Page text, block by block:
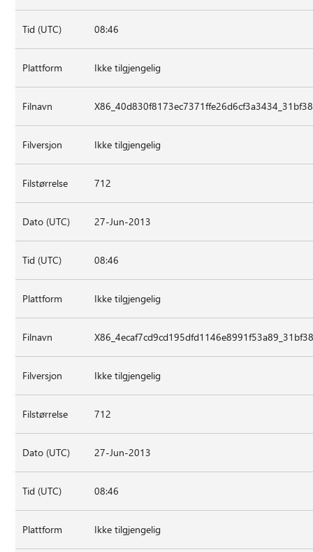
Tid (UTC) 08:46
Plattform Ikke tilgjengelig
Filnavn
Filversjon Ikke tilgjengelig
Filstørrelse 712
Dato (UTC) 27-Jun-2013
Tid (UTC) 08:46
Plattform Ikke tilgjengelig
Filnavn
Filversjon Ikke tilgjengelig
Filstørrelse 712
Dato (UTC) 27-Jun-2013
Tid (UTC) 08:46
Plattform Ikke tilgjengelig